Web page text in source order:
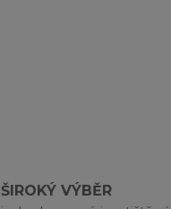
ŠIROKÝ VÝBĚR